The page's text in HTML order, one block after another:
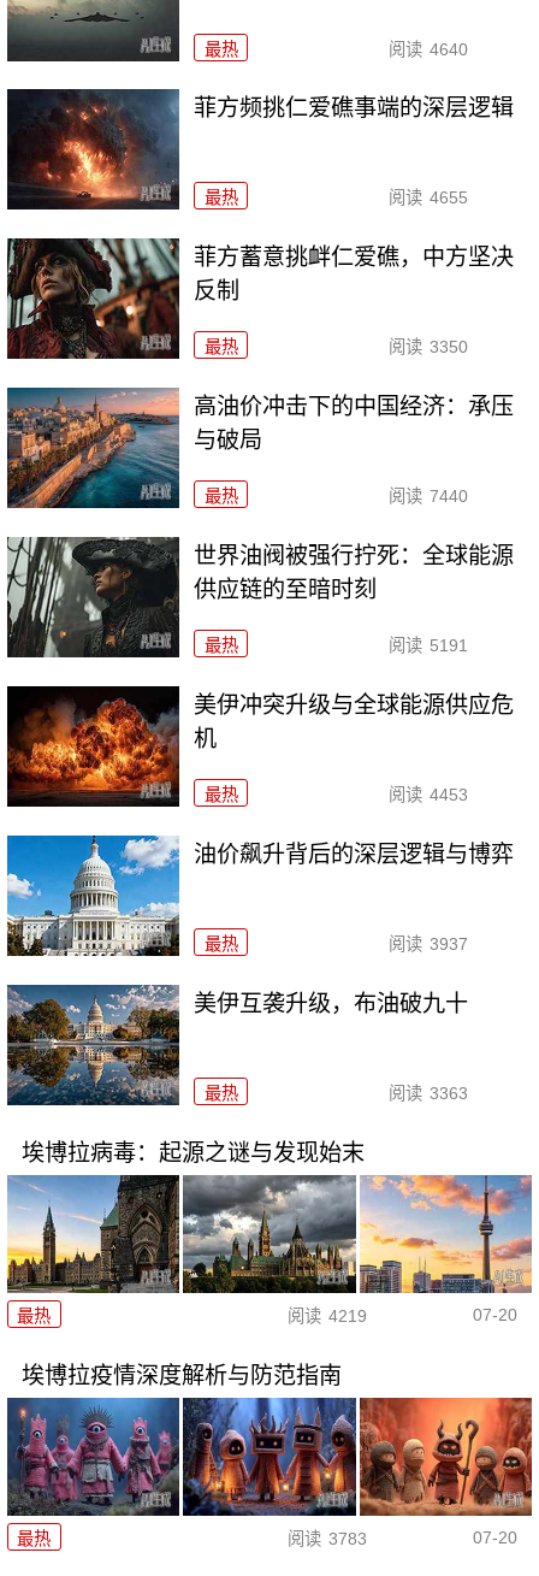
最热 阅读 4640
菲方频挑仁爱礁事端的深层逻辑
最热 阅读 4655
菲方蓄意挑衅仁爱礁，中方坚决
反制
最热 阅读 3350
高油价冲击下的中国经济：承压
与破局
最热 阅读 7440
世界油阀被强行拧死：全球能源
供应链的至暗时刻
最热 阅读 5191
美伊冲突升级与全球能源供应危
机
最热 阅读 4453
油价飙升背后的深层逻辑与博弈
最热 阅读 3937
美伊互袭升级，布油破九十
最热 阅读 3363
埃博拉病毒：起源之谜与发现始末
最热 阅读 4219 07-20
埃博拉疫情深度解析与防范指南
最热 阅读 3783 07-20